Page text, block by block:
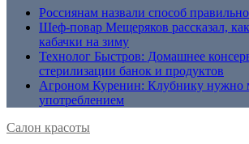
Россиянам назвали способ
Шеф-повар Мещеряков рассказал,
кабачки на зиму
Технолог Быстров: Домашнее
стерилизации банок и продуктов
Агроном Куренин: Клубнику нужно
употреблением
Салон красоты